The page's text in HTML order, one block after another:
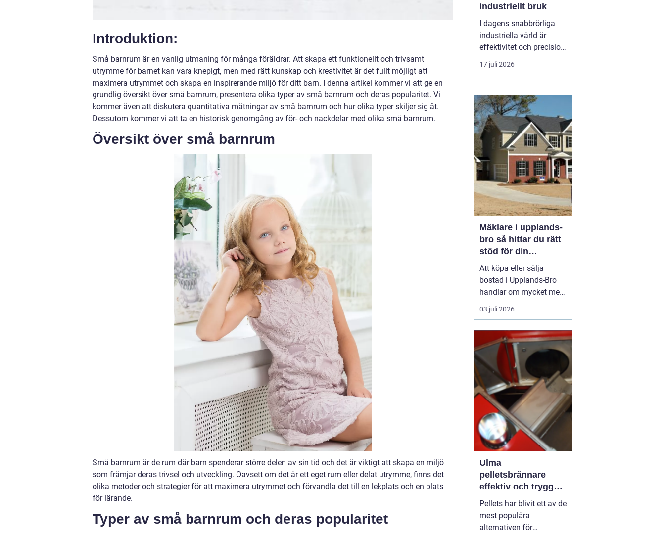
Introduktion:
Små barnrum är en vanlig utmaning för många föräldrar. Att skapa ett funktionellt och trivsamt
utrymme för barnet kan vara knepigt, men med rätt kunskap och kreativitet är det fullt möjligt att
maximera utrymmet och skapa en inspirerande miljö för ditt barn. I denna artikel kommer vi att ge en
grundlig översikt över små barnrum, presentera olika typer av små barnrum och deras popularitet. Vi
kommer även att diskutera quantitativa mätningar av små barnrum och hur olika typer skiljer sig åt.
Dessutom kommer vi att ta en historisk genomgång av för- och nackdelar med olika små barnrum.
Översikt över små barnrum
Små barnrum är de rum där barn spenderar större delen av sin tid och det är viktigt att skapa en miljö
som främjar deras trivsel och utveckling. Oavsett om det är ett eget rum eller delat utrymme, finns det
olika metoder och strategier för att maximera utrymmet och förvandla det till en lekplats och en plats
för lärande.
Typer av små barnrum och deras popularitet
industriellt bruk
I dagens snabbrörliga
industriella värld är
effektivitet och precision
av yttersta vikt. En
omrörare
säkerställa att väts...
17 juli 2026
Mäklare i upplands-
bro så hittar du rätt
stöd för din
bostadsaffär
Att köpa eller sälja
bostad i Upplands-Bro
handlar om mycket mer
än kvadratmeter och
slutpris. Kommunen
områden som
Kungsängen, Bro och de
mer lantliga delarna med
olika målgrupper,
prisnivåer och
framtidsplaner. För den
som...
03 juli 2026
Ulma
pelletsbrännare
effektiv och trygg
värme med pellets
Pellets har blivit ett av de
mest populära
alternativen för